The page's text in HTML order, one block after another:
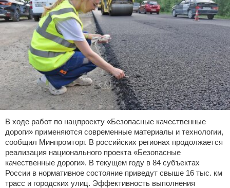
В ходе работ по нацпроекту «Безопасные качественные
дороги» применяются современные материалы и технологии,
сообщил Минпромторг. В российских регионах продолжается
реализация национального проекта «Безопасные
качественные дороги». В текущем году в 84 субъектах
России в нормативное состояние приведут свыше 16 тыс. км
трасс и городских улиц. Эффективность выполнения